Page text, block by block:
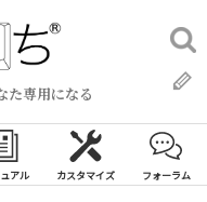
た専用になる
検
索:
アル カスタマイズ フォーラム